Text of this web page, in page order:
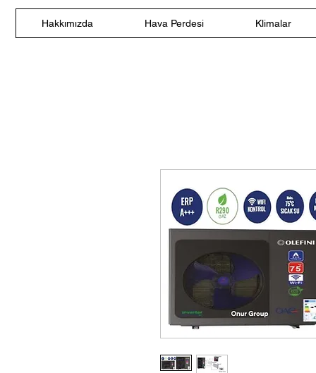
Hakkımızda Hava Perdesi Klimalar